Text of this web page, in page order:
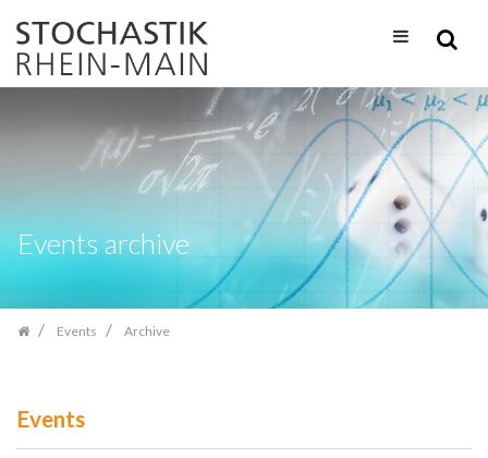
navigation
Events archive
Events Archive
Events